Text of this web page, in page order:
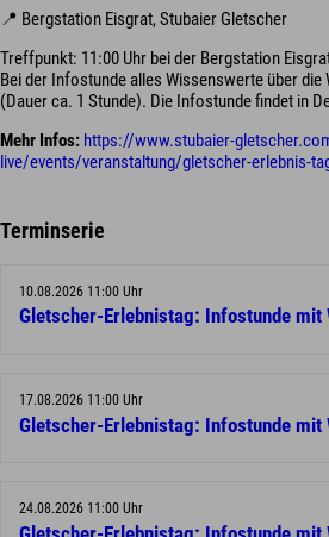
📍 Bergstation Eisgrat, Stubaier Gletscher
Treffpunkt: 11:00 Uhr bei der Bergstation
Bei der Infostunde alles Wissenswerte über
(Dauer ca. 1 Stunde). Die Infostunde findet in
Mehr Infos: https://www.stubaier-
live/events/veranstaltung/gletscher-erlebnis-
Terminserie
10.08.2026 11:00 Uhr
Gletscher-Erlebnistag: Infostunde mit
17.08.2026 11:00 Uhr
Gletscher-Erlebnistag: Infostunde mit
24.08.2026 11:00 Uhr